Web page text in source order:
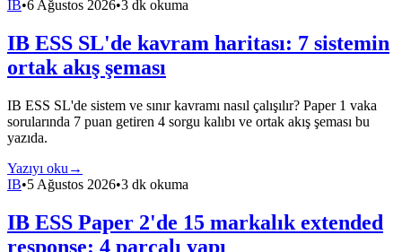
IB•6 Ağustos 2026•3 dk okuma
IB ESS SL'de kavram haritası: 7 sistemin
ortak akış şeması
IB ESS SL'de sistem ve sınır kavramı nasıl çalışılır? Paper 1 vaka
sorularında 7 puan getiren 4 sorgu kalıbı ve ortak akış şeması bu
yazıda.
Yazıyı oku →
IB•5 Ağustos 2026•3 dk okuma
IB ESS Paper 2'de 15 markalık extended
response: 4 parçalı yapı